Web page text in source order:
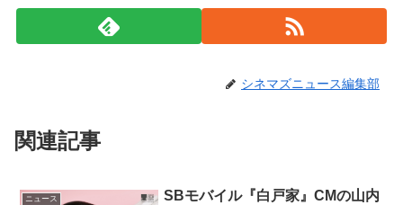
シネマズニュース編集部
関連記事
ニュース
SBモバイル『白戸家』CMの山内